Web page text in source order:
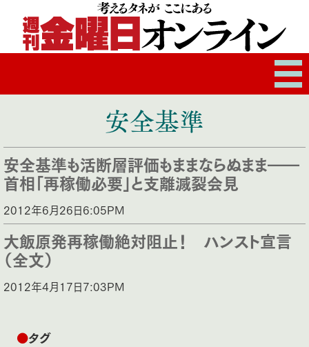
安全基準
安全基準も活断層評価もままならぬまま――
首相「再稼働必要」と支離滅裂会見
2012年6月26日6:05PM
大飯原発再稼働絶対阻止！ ハンスト宣言
（全文）
2012年4月17日7:03PM
●タグ